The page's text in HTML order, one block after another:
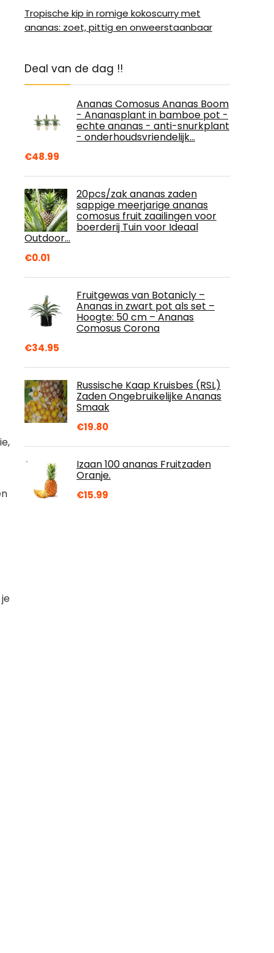
Tropische kip in romige kokoscurry met
ananas: zoet, pittig en onweerstaanbaar
Deal van de dag !!
Ananas Comosus Ananas Boom
- Ananasplant in bamboe pot -
echte ananas - anti-snurkplant
- onderhoudsvriendelijk…
€48.99
20pcs/zak ananas zaden
sappige meerjarige ananas
comosus fruit zaailingen voor
boerderij Tuin voor Ideaal
Outdoor…
€0.01
Fruitgewas van Botanicly –
Ananas in zwart pot als set –
Hoogte: 50 cm – Ananas
Comosus Corona
€34.95
Russische Kaap Kruisbes (RSL)
Zaden Ongebruikelijke Ananas
Smaak
€19.80
Izaan 100 ananas Fruitzaden
Oranje.
€15.99